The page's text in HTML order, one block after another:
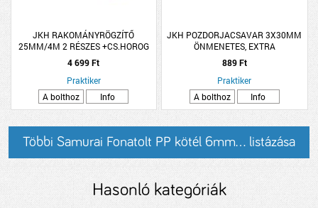
JKH RAKOMÁNYRÖGZÍTŐ
25MM/4M 2 RÉSZES +CS.HOROG
(1000KG) SB
4 699 Ft
Praktiker
A bolthoz
Info
JKH POZDORJACSAVAR 3X30MM
ÖNMENETES, EXTRA
889 Ft
Praktiker
A bolthoz
Info
Többi Samurai Fonatolt PP kötél 6mm... listázása
Hasonló kategóriák